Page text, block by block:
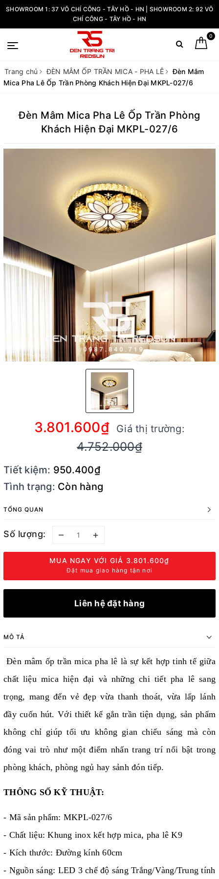
SHOWROOM 1: 37 VÕ CHÍ CÔNG - TÂY HỒ - HN | SHOWROOM 2: 92 VÕ
CHÍ CÔNG - TÂY HỒ - HN
0
Trang chủ ĐÈN MÂM ỐP TRẦN MICA - PHA LÊ
Đèn Mâm
Mica Pha Lê Ốp Trần Phòng Khách Hiện Đại MKPL-027/6
Đèn Mâm Mica Pha Lê Ốp Trần Phòng
Khách Hiện Đại MKPL-027/6
3.801.600₫ Giá thị trường:
4.752.000₫
Tiết kiệm: 950.400₫
Tình trạng: Còn hàng
TỔNG QUAN
Số lượng: – +
MUA NGAY VỚI GIÁ 3.801.600₫
Đặt mua giao hàng tận nơi
Liên hệ đặt hàng
MÔ TẢ
Đèn mâm ốp trần mica pha lê là sự kết hợp tinh tế giữa
chất liệu mica hiện đại và những chi tiết pha lê sang
trọng, mang đến vẻ đẹp vừa thanh thoát, vừa lấp lánh
đầy cuốn hút. Với thiết kế gắn trần tiện dụng, sản phẩm
không chỉ giúp tối ưu không gian chiếu sáng mà còn
đóng vai trò như một điểm nhấn trang trí nổi bật trong
phòng khách, phòng ngủ hay sảnh đón tiếp.
THÔNG SỐ KỸ THUẬT:
- Mã sản phẩm: MKPL-027/6
- Chất liệu: Khung inox kết hợp mica, pha lê K9
- Kích thước: Đường kính 60cm
- Nguồn sáng: LED 3 chế độ sáng Trắng/Vàng/Trung tính